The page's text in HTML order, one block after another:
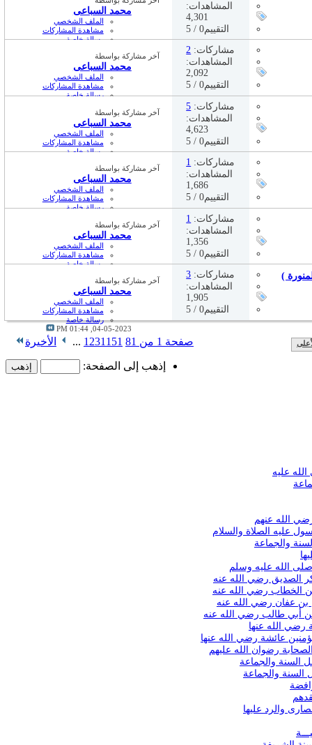
المشاهدات:
4,301
محمد السباعى
مشاهدة المشاركات
رسالة خاصة
04-11-2023,
مشاركات:
المشاهدات:
2,092
آخر مشاركة بواسطة
محمد السباعى
مشاهدة المشاركات
رسالة خاصة
04-08-2023,
مشاركات:
المشاهدات:
4,623
آخر مشاركة بواسطة
محمد السباعى
مشاهدة المشاركات
رسالة خاصة
04-08-2023,
مشاركات:
المشاهدات:
1,686
آخر مشاركة بواسطة
محمد السباعى
مشاهدة المشاركات
رسالة خاصة
04-06-2023,
مشاركات:
المشاهدات:
1,356
آخر مشاركة بواسطة
محمد السباعى
مشاهدة المشاركات
رسالة خاصة
04-06-2023,
مشاركات:
المشاهدات:
1,905
آخر مشاركة بواسطة
محمد السباعى
مشاهدة المشاركات
رسالة خاصة
12 3 1151
... الأخيرة
إذهب إلى الصفحة:
والسلام
عنه
عنه
عنه
الله عنه
الله عنها
عليهم